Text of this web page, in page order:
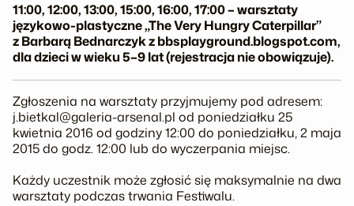
11:00, 12:00, 13:00, 15:00, 16:00, 17:00 – warsztaty
językowo-plastyczne „The Very Hungry Caterpillar”
z Barbarą Bednarczyk z bbsplayground.blogspot.com,
dla dzieci w wieku 5–9 lat (rejestracja nie obowiązuje).
Zgłoszenia na warsztaty przyjmujemy pod adresem:
j.bietkal@galeria-arsenal.pl od poniedziałku 25
kwietnia 2016 od godziny 12:00 do poniedziałku, 2 maja
2015 do godz. 12:00 lub do wyczerpania miejsc.
Każdy uczestnik może zgłosić się maksymalnie na dwa
warsztaty podczas trwania Festiwalu.